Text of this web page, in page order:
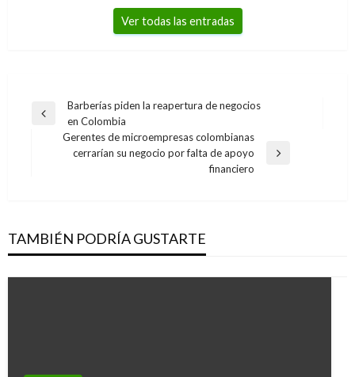
Ver todas las entradas
Navegación
entradas
Entrada
anterior
Barberías piden la reapertura de negocios
en Colombia
Entrada
Gerentes de microempresas colombianas
cerrarían su negocio por falta de apoyo
financiero
TAMBIÉN PODRÍA GUSTARTE